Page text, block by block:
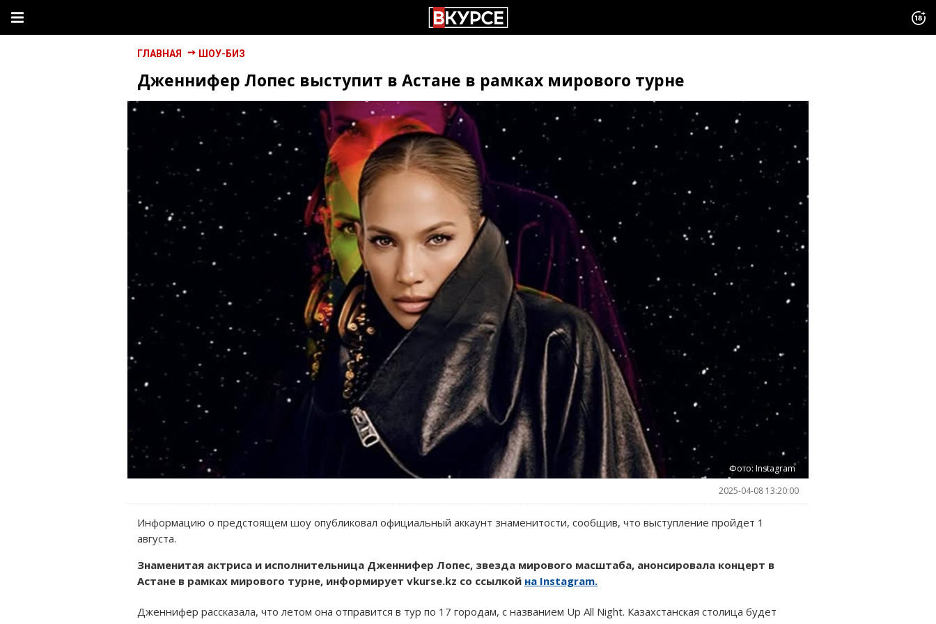
ГЛАВНАЯ ШОУ-БИЗ
Дженнифер Лопес выступит в Астане в рамках мирового турне
Фото: Instagram
2025-04-08 13:20:00
Информацию о предстоящем шоу опубликовал официальный аккаунт знаменитости, сообщив, что выступление пройдет 1
августа.
Знаменитая актриса и исполнительница Дженнифер Лопес, звезда мирового масштаба, анонсировала концерт в
Астане в рамках мирового турне, информирует vkurse.kz со ссылкой на Instagram.
Дженнифер рассказала, что летом она отправится в тур по 17 городам, с названием Up All Night. Казахстанская столица будет